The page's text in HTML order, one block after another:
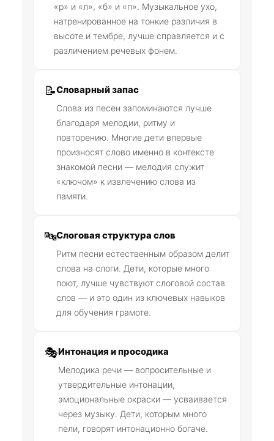
«р» и «л», «б» и «п». Музыкальное ухо,
натренированное на тонкие различия в
высоте и тембре, лучше справляется и с
различением речевых фонем.
📝Словарный запас
Слова из песен запоминаются лучше
благодаря мелодии, ритму и
повторению. Многие дети впервые
произносят слово именно в контексте
знакомой песни — мелодия служит
«ключом» к извлечению слова из
памяти.
🔤Слоговая структура слов
Ритм песни естественным образом делит
слова на слоги. Дети, которые много
поют, лучше чувствуют слоговой состав
слов — и это один из ключевых навыков
для обучения грамоте.
🎭Интонация и просодика
Мелодика речи — вопросительные и
утвердительные интонации,
эмоциональные окраски — усваивается
через музыку. Дети, которым много
пели, говорят интонационно богаче.